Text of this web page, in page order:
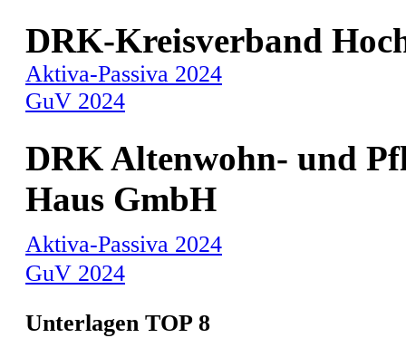
DRK-Kreisverband
Aktiva-Passiva 2024
GuV 2024
DRK Altenwohn- und
Haus GmbH
Aktiva-Passiva 2024
GuV 2024
Unterlagen TOP 8